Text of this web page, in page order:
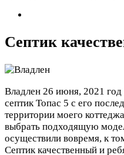
Септик
Владлен 26 июня, 2021 год
септик Топас 5 с его
территории моего
выбрать подходящую
осуществили вовремя, к
Септик качественный и